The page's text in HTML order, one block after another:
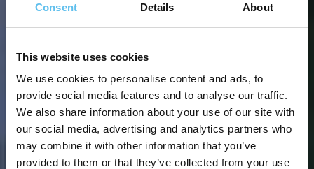
Consent Details About
This website uses cookies
We use cookies to personalise content and ads, to
provide social media features and to analyse our traffic.
We also share information about your use of our site with
our social media, advertising and analytics partners who
may combine it with other information that you’ve
provided to them or that they’ve collected from your use